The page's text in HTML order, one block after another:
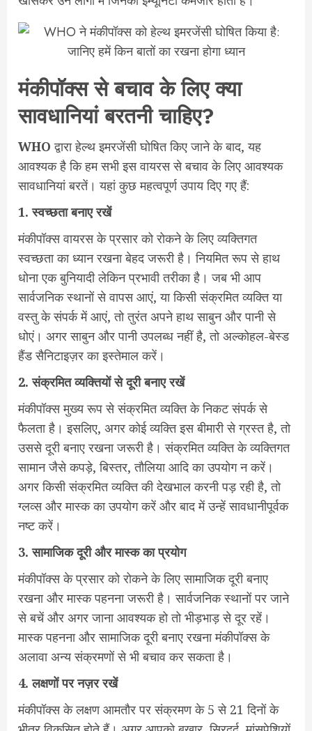
मंकीपॉक्स से बचाव के लिए क्या
सावधानियां बरतनी चाहिए?
WHO द्वारा हेल्थ इमरजेंसी घोषित किए जाने के बाद, यह
आवश्यक है कि हम सभी इस वायरस से बचाव के लिए आवश्यक
सावधानियां बरतें। यहां कुछ महत्वपूर्ण उपाय दिए गए हैं:
1. स्वच्छता बनाए रखें
मंकीपॉक्स वायरस के प्रसार को रोकने के लिए व्यक्तिगत
स्वच्छता का ध्यान रखना बेहद जरूरी है। नियमित रूप से हाथ
धोना एक बुनियादी लेकिन प्रभावी तरीका है। जब भी आप
सार्वजनिक स्थानों से वापस आएं, या किसी संक्रमित व्यक्ति या
वस्तु के संपर्क में आएं, तो तुरंत अपने हाथ साबुन और पानी से
धोएं। अगर साबुन और पानी उपलब्ध नहीं है, तो अल्कोहल-बेस्ड
हैंड सैनिटाइज़र का इस्तेमाल करें।
2. संक्रमित व्यक्तियों से दूरी बनाए रखें
मंकीपॉक्स मुख्य रूप से संक्रमित व्यक्ति के निकट संपर्क से
फैलता है। इसलिए, अगर कोई व्यक्ति इस बीमारी से ग्रस्त है, तो
उससे दूरी बनाए रखना जरूरी है। संक्रमित व्यक्ति के व्यक्तिगत
सामान जैसे कपड़े, बिस्तर, तौलिया आदि का उपयोग न करें।
अगर किसी संक्रमित व्यक्ति की देखभाल करनी पड़ रही है, तो
ग्लव्स और मास्क का उपयोग करें और बाद में उन्हें सावधानीपूर्वक
नष्ट करें।
3. सामाजिक दूरी और मास्क का प्रयोग
मंकीपॉक्स के प्रसार को रोकने के लिए सामाजिक दूरी बनाए
रखना और मास्क पहनना जरूरी है। सार्वजनिक स्थानों पर जाने
से बचें और अगर जाना आवश्यक हो तो भीड़भाड़ से दूर रहें।
मास्क पहनना और सामाजिक दूरी बनाए रखना मंकीपॉक्स के
अलावा अन्य संक्रमणों से भी बचाव कर सकता है।
4. लक्षणों पर नज़र रखें
मंकीपॉक्स के लक्षण आमतौर पर संक्रमण के 5 से 21 दिनों के